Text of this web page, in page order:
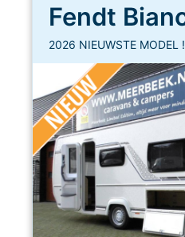
2026 NIEUWSTE MODEL !